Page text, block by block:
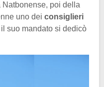
poi della
uno dei consiglieri
suo mandato si dedicò